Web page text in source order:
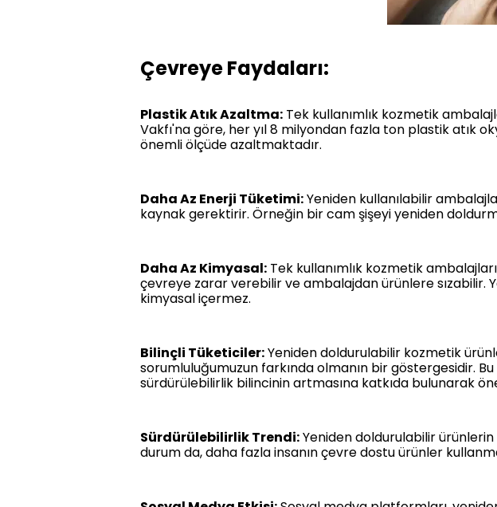
Çevreye Faydaları:
Plastik Atık Azaltma: Tek kullanımlık kozmetik
Vakfı'na göre, her yıl 8 milyondan fazla ton plastik atık
önemli ölçüde azaltmaktadır.
Daha Az Enerji Tüketimi:Yeniden kullanılabilir
kaynak gerektirir. Örneğin bir cam şişeyi yeniden
Daha Az Kimyasal: Tek kullanımlık kozmetik
çevreye zarar verebilir ve ambalajdan ürünlere sızabilir.
kimyasal içermez.
Bilinçli Tüketiciler:Yeniden doldurulabilir kozmetik
sorumluluğumuzun farkında olmanın bir göstergesidir.
sürdürülebilirlik bilincinin artmasına katkıda bulunarak
Sürdürülebilirlik Trendi:Yeniden doldurulabilir
durum da, daha fazla insanın çevre dostu ürünler